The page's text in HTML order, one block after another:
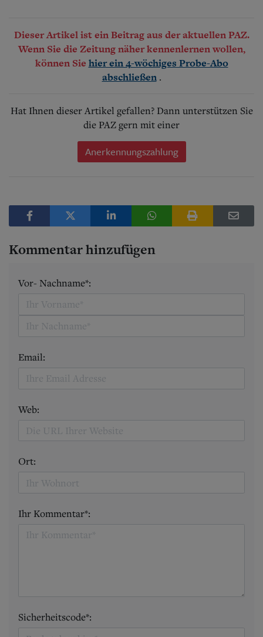
Dieser Artikel ist ein Beitrag aus der aktuellen PAZ.
Wenn Sie die Zeitung näher kennenlernen wollen,
können Sie hier ein 4-wöchiges Probe-Abo
abschließen .
Hat Ihnen dieser Artikel gefallen? Dann unterstützen Sie
die PAZ gern mit einer
Anerkennungszahlung
Kommentar hinzufügen
Vor- Nachname*:
Email:
Web:
Ort:
Ihr Kommentar*:
Sicherheitscode*: